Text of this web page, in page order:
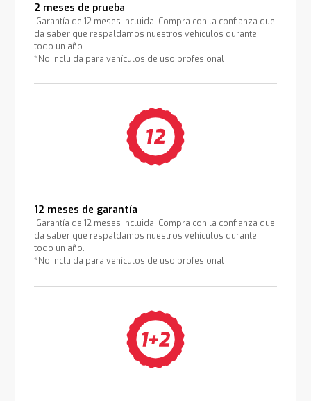
2 meses de prueba
¡Garantía de 12 meses incluida! Compra con la confianza que
da saber que respaldamos nuestros vehículos durante
todo un año.
*No incluida para vehículos de uso profesional
12 meses de garantía
¡Garantía de 12 meses incluida! Compra con la confianza que
da saber que respaldamos nuestros vehículos durante
todo un año.
*No incluida para vehículos de uso profesional